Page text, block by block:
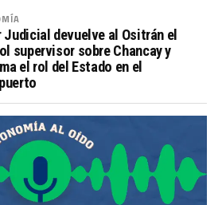
Judicial devuelve al Ositrán el
supervisor sobre Chancay y
el rol del Estado en el